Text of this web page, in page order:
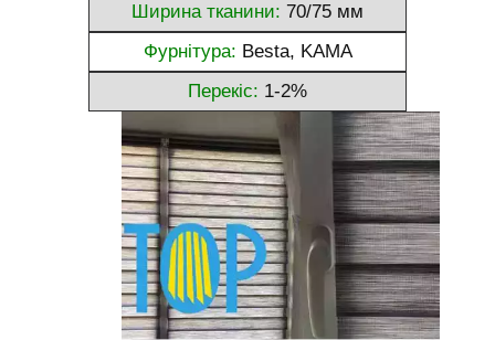
Ширина тканини: 70/75 мм
Фурнітура: Besta, KAMA
Перекіс: 1-2%